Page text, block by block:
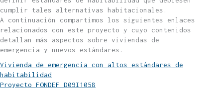
cumplir tales alternativas habitacionales.
A continuación compartimos los siguientes enlaces
relacionados con este proyecto y cuyo contenidos
detallan más aspectos sobre viviendas de
emergencia y nuevos estándares.
Vivienda de emergencia con altos estándares de
habitabilidad
Proyecto FONDEF D09I1058